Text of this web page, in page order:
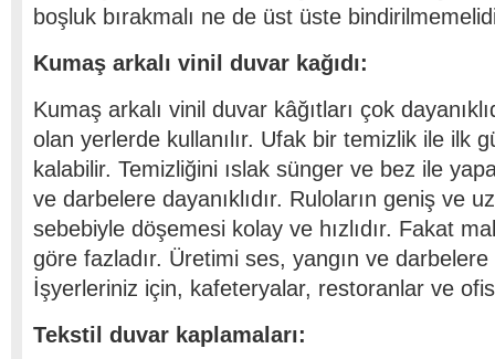
boşluk bırakmalı ne de üst üste
Kumaş arkalı vinil duvar kağıdı:
Kumaş arkalı vinil duvar kâğıtları çok
olan yerlerde kullanılır. Ufak bir temizlik ile ilk
kalabilir. Temizliğini ıslak sünger ve bez ile
ve darbelere dayanıklıdır. Ruloların geniş ve
sebebiyle döşemesi kolay ve hızlıdır. Fakat
göre fazladır. Üretimi ses, yangın ve darbelere
İşyerleriniz için, kafeteryalar, restoranlar ve
Tekstil duvar kaplamaları: